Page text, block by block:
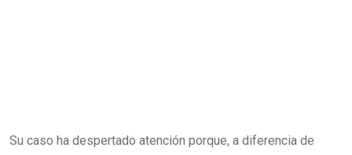
Su caso ha despertado atención porque, a diferencia de